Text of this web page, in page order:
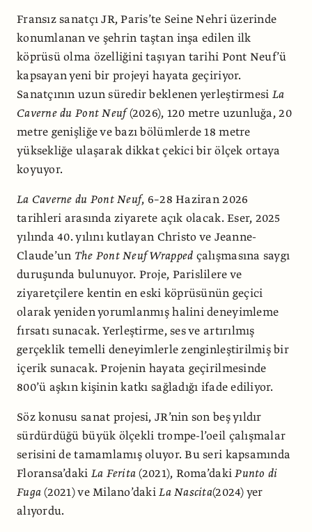
Fransız sanatçı JR, Paris’te Seine Nehri üzerinde
konumlanan ve şehrin taştan inşa edilen ilk
köprüsü olma özelliğini taşıyan tarihi Pont Neuf’ü
kapsayan yeni bir projeyi hayata geçiriyor.
Sanatçının uzun süredir beklenen yerleştirmesi La
Caverne du Pont Neuf(2026), 120 metre uzunluğa, 20
metre genişliğe ve bazı bölümlerde 18 metre
yüksekliğe ulaşarak dikkat çekici bir ölçek ortaya
koyuyor.
La Caverne du Pont Neuf, 6–28 Haziran 2026
tarihleri arasında ziyarete açık olacak. Eser, 2025
yılında 40. yılını kutlayan Christo ve Jeanne-
Claude’un The Pont Neuf Wrapped çalışmasına saygı
duruşunda bulunuyor. Proje, Parislilere ve
ziyaretçilere kentin en eski köprüsünün geçici
olarak yeniden yorumlanmış halini deneyimleme
fırsatı sunacak. Yerleştirme, ses ve artırılmış
gerçeklik temelli deneyimlerle zenginleştirilmiş bir
içerik sunacak. Projenin hayata geçirilmesinde
800’ü aşkın kişinin katkı sağladığı ifade ediliyor.
Söz konusu sanat projesi, JR’nin son beş yıldır
sürdürdüğü büyük ölçekli trompe-l’oeil çalışmalar
serisini de tamamlamış oluyor. Bu seri kapsamında
Floransa’daki La Ferita(2021), Roma’dakiPunto di
Fuga(2021) ve Milano’dakiLa Nascita(2024) yer
alıyordu.